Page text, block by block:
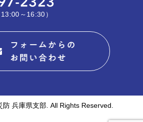
～16:30）
兵庫県支部. All Rights Reserved.